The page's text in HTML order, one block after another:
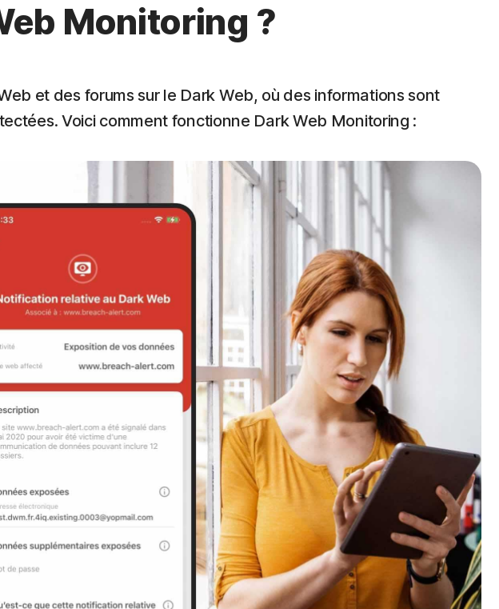
Monitoring ?
et des forums sur le Dark Web, où des informations sont
Voici comment fonctionne Dark Web Monitoring :